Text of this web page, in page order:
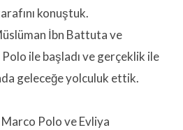
konuştuk.
İbn Battuta ve
ile başladı ve gerçeklik ile
geleceğe yolculuk ettik.
Marco Polo ve Evliya